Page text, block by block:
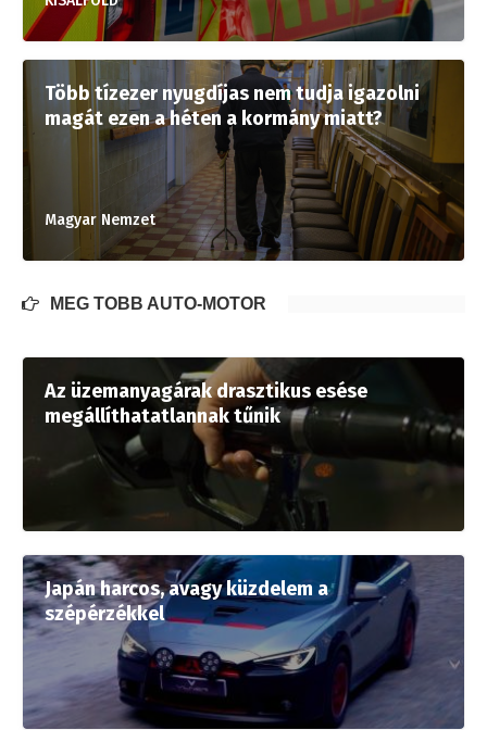
Több tízezer nyugdíjas nem tudja igazolni
magát ezen a héten a kormány miatt?
Magyar Nemzet
MÉG TÖBB AUTÓ-MOTOR
Az üzemanyagárak drasztikus esése
megállíthatatlannak tűnik
Japán harcos, avagy küzdelem a
szépérzékkel